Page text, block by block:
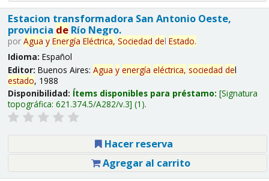
Estacion transformadora San Antonio Oeste,
provincia deRío Negro.
por Agua y Energía Eléctrica, Sociedad del Estado.
Idioma: Español
Editor: Buenos Aires: Agua y energía eléctrica, sociedad del
estado, 1988
Disponibilidad: Ítems disponibles para préstamo: Signatura
topográfica: 621.374.5/A282/v.3 (1).
Hacer reserva
Agregar al carrito